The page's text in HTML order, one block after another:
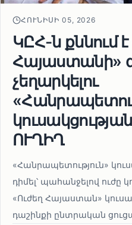
ՀՈՒՆԻՍԻ 05, 2026
ԿԸՀ-ն քննում
Հայաստանի»
չեղարկելու
ՈՒՂԻՂ
«Հանրապետություն»
դիմել՝ պահանջելով ուժը
«Ուժեղ Հայաստան»
դաշինքի ընտրական